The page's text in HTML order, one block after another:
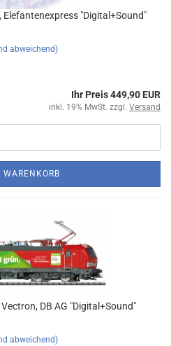
Elefantenexpress "Digital+Sound"
abweichend)
Ihr Preis 449,90 EUR
inkl. 19% MwSt. zzgl. Versand
WARENKORB
DB AG "Digital+Sound"
abweichend)